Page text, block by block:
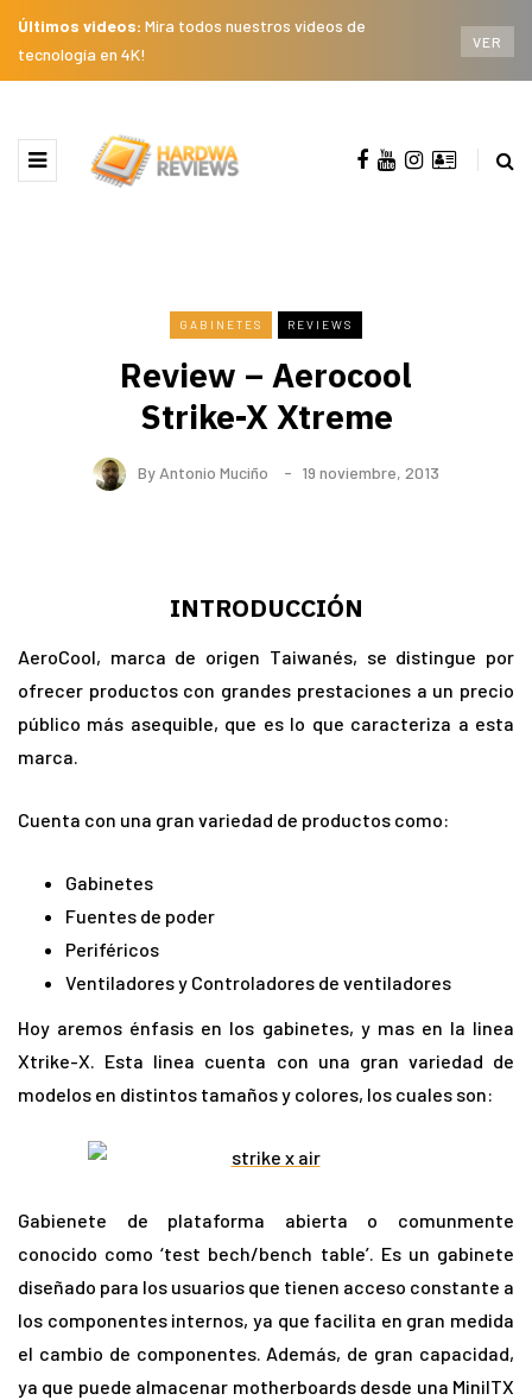
Últimos videos: Mira todos nuestros videos de
tecnología en 4K!
VER
GABINETES REVIEWS
Review – Aerocool
Strike-X Xtreme
By Antonio Muciño 19 noviembre, 2013
INTRODUCCIÓN
AeroCool, marca de origen Taiwanés, se distingue por
ofrecer productos con grandes prestaciones a un precio
público más asequible, que es lo que caracteriza a esta
marca.
Cuenta con una gran variedad de productos como:
Gabinetes
Fuentes de poder
Periféricos
Ventiladores y Controladores de ventiladores
Hoy aremos énfasis en los gabinetes, y mas en la linea
Xtrike-X. Esta linea cuenta con una gran variedad de
modelos en distintos tamaños y colores, los cuales son:
Gabienete de plataforma abierta o comunmente
conocido como ‘test bech/bench table’. Es un gabinete
diseñado para los usuarios que tienen acceso constante a
los componentes internos, ya que facilita en gran medida
el cambio de componentes. Además, de gran capacidad,
ya que puede almacenar motherboards desde una MiniITX